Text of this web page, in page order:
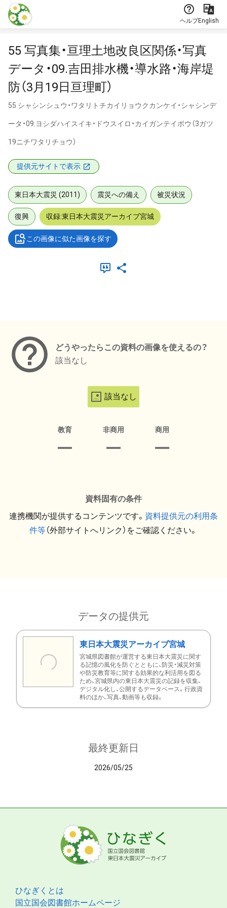
本文に飛ぶ
ヘルプEnglish
55 写真集・亘理土地改良区関係・写真
データ・09.吉田排水機・導水路・海岸堤
防（3月19日亘理町）
55 シャシンシュウ・ワタリトチカイリョウクカンケイ・シャシンデ
ータ・09.ヨシダハイスイキ・ドウスイロ・カイガンテイボウ（3ガツ
19ニチワタリチョウ）
提供元サイトで表示
東日本大震災 (2011) 震災への備え 被災状況
復興 収録:東日本大震災アーカイブ宮城
この画像に似た画像を探す
どうやったらこの資料の画像を使えるの？
該当なし
該当なし
教育 非商用 商用
資料固有の条件
連携機関が提供するコンテンツです。 資料提供元の利用条
件等（外部サイトへリンク）をご確認ください。
データの提供元
東日本大震災アーカイブ宮城
宮城県図書館が運営する東日本大震災に関す
る記憶の風化を防ぐとともに、防災・減災対策
や防災教育等に関する効果的な利活用を図る
ため、宮城県内の東日本大震災の記録を収集、
デジタル化し、公開するデータベース。行政資
料のほか、写真、動画等も収録。
最終更新日
2026/05/25
ひなぎくとは
国立国会図書館ホームページ